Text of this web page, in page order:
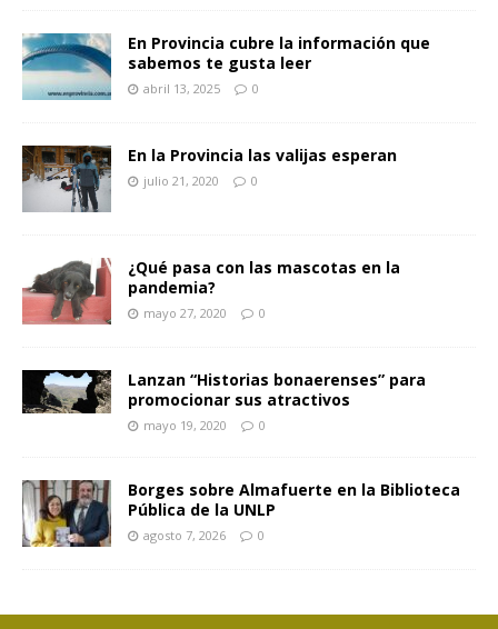
En Provincia cubre la información que
sabemos te gusta leer
abril 13, 2025 0
En la Provincia las valijas esperan
julio 21, 2020 0
¿Qué pasa con las mascotas en la
pandemia?
mayo 27, 2020 0
Lanzan “Historias bonaerenses” para
promocionar sus atractivos
mayo 19, 2020 0
Borges sobre Almafuerte en la Biblioteca
Pública de la UNLP
agosto 7, 2026 0